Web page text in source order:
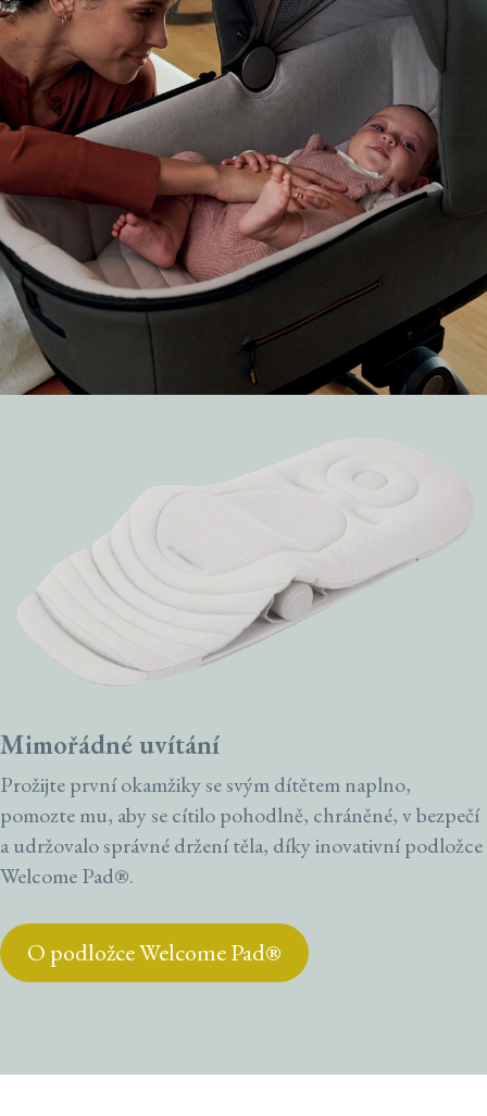
Mimořádné uvítání
Prožijte první okamžiky se svým dítětem naplno,
pomozte mu, aby se cítilo pohodlně, chráněné, v bezpečí
a udržovalo správné držení těla, díky inovativní podložce
Welcome Pad®.
O podložce Welcome Pad®